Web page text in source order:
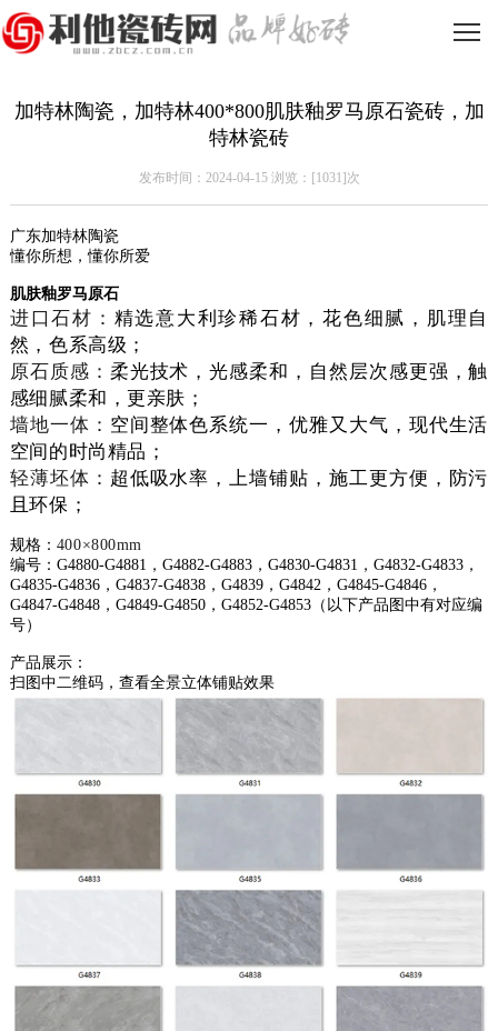
加特林陶瓷，加特林400*800肌肤釉罗马原石瓷砖，加
特林瓷砖
发布时间：2024-04-15 浏览：[1031]次
广东加特林陶瓷
懂你所想，懂你所爱
肌肤釉罗马原石
进口石材： 精选意大利珍稀石材，花色细腻，肌理自
然，色系高级；
原石质感： 柔光技术，光感柔和，自然层次感更强，触
感细腻柔和，更亲肤；
墙地一体： 空间整体色系统一，优雅又大气，现代生活
空间的时尚精品；
轻薄坯体： 超低吸水率，上墙铺贴，施工更方便，防污
且环保；
规格： 400×800mm
编号：G4880-G4881，G4882-G4883，G4830-G4831 ，G4832-G4833，
G4835-G4836，G4837-G4838，G4839，G4842，G4845-G4846，
G4847-G4848，G4849-G4850，G4852-G4853（以下产品图中有对应编
号）
产品展示：
扫图中二维码，查看全景立体铺贴效果